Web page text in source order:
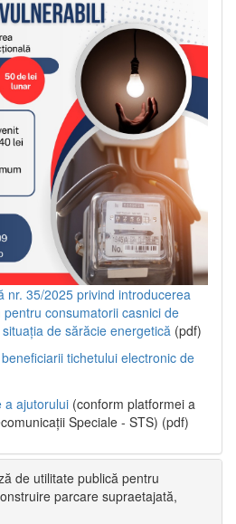
nr. 35/2025 privind introducerea
consumatorii casnici de
de sărăcie energetică (pdf)
tichetului electronic de
a ajutorului (conform platformei a
Speciale - STS) (pdf)
de utilitate publică pentru
parcare supraetajată,